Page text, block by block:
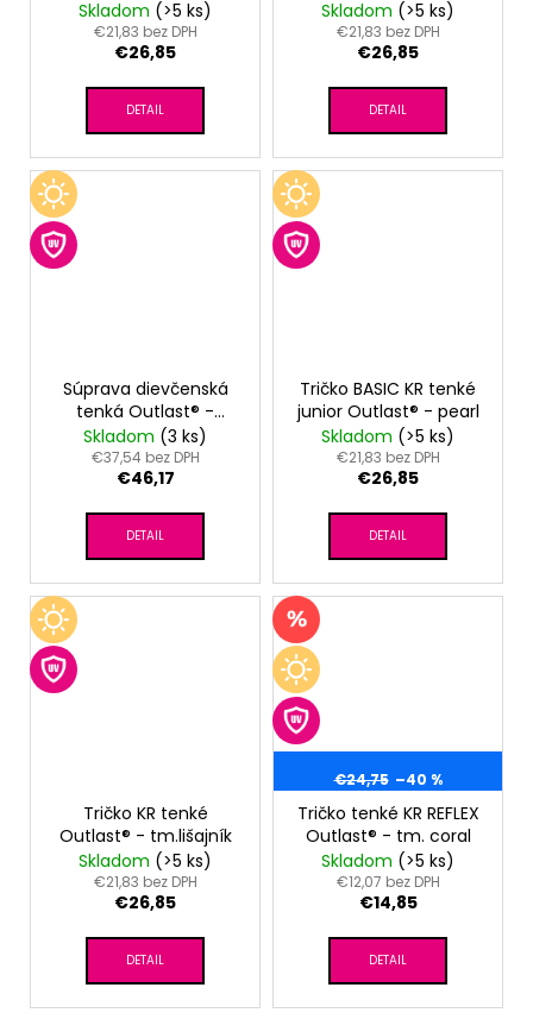
Skladom (>5 ks)
€21,83 bez DPH
€26,85
DETAIL
Skladom (>5 ks)
€21,83 bez DPH
€26,85
DETAIL
Súprava dievčenská
tenká Outlast® -
sv.mentolová
kvietky/slivková
Skladom (3 ks)
€37,54 bez DPH
€46,17
DETAIL
Tričko BASIC KR tenké
junior Outlast® - pearl
Skladom (>5 ks)
€21,83 bez DPH
€26,85
DETAIL
Tričko KR tenké
Outlast® - tm.lišajník
Skladom (>5 ks)
€21,83 bez DPH
€26,85
DETAIL
€24,75 –40 %
Tričko tenké KR REFLEX
Outlast® - tm. coral
Skladom (>5 ks)
€12,07 bez DPH
€14,85
DETAIL